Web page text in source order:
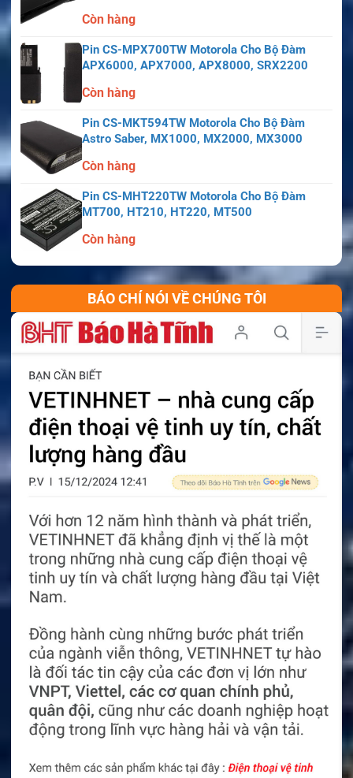
Còn hàng
Pin CS-MPX700TW Motorola Cho Bộ Đàm
APX6000, APX7000, APX8000, SRX2200
Còn hàng
Pin CS-MKT594TW Motorola Cho Bộ Đàm
Astro Saber, MX1000, MX2000, MX3000
Còn hàng
Pin CS-MHT220TW Motorola Cho Bộ Đàm
MT700, HT210, HT220, MT500
Còn hàng
BÁO CHÍ NÓI VỀ CHÚNG TÔI